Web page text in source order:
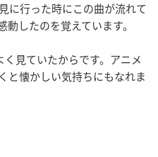
に行った時にこの曲が流れて
したのを覚えています。
く見ていたからです。アニメ
と懐かしい気持ちにもなれま